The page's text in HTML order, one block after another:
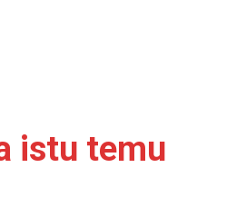
istu temu